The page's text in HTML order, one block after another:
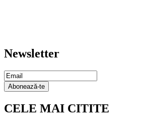
Newsletter
Email
Subscription
Abonează-te
CELE MAI CITITE